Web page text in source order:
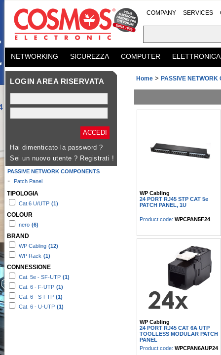
COMPANY SERVICES
NETWORKING SICUREZZA COMPUTER ELETTRONICA
LOGIN AREA RISERVATA
Hai dimenticato la password ?
Sei un nuovo utente ? Registrati !
PASSIVE NETWORK COMPONENTS
- Patch Panel
TIPOLOGIA
Cat.6 U/UTP (1)
COLOUR
nero (6)
BRAND
WP Cabling (12)
WP Rack (1)
CONNESSIONE
Cat. 5e - SF-UTP (1)
Cat. 6 - F-UTP (1)
Cat. 6 - S-FTP (1)
Cat. 6 - U-UTP (1)
Home > PASSIVE NETWORK
WP Cabling
24 PORT RJ45 STP CAT 5e
PATCH PANEL, 1U
Product code: WPCPAN5F24
WP Cabling
24 PORT RJ45 CAT 6A UTP
TOOLLESS MODULAR PATCH
PANEL
Product code: WPCPAN6AUP24